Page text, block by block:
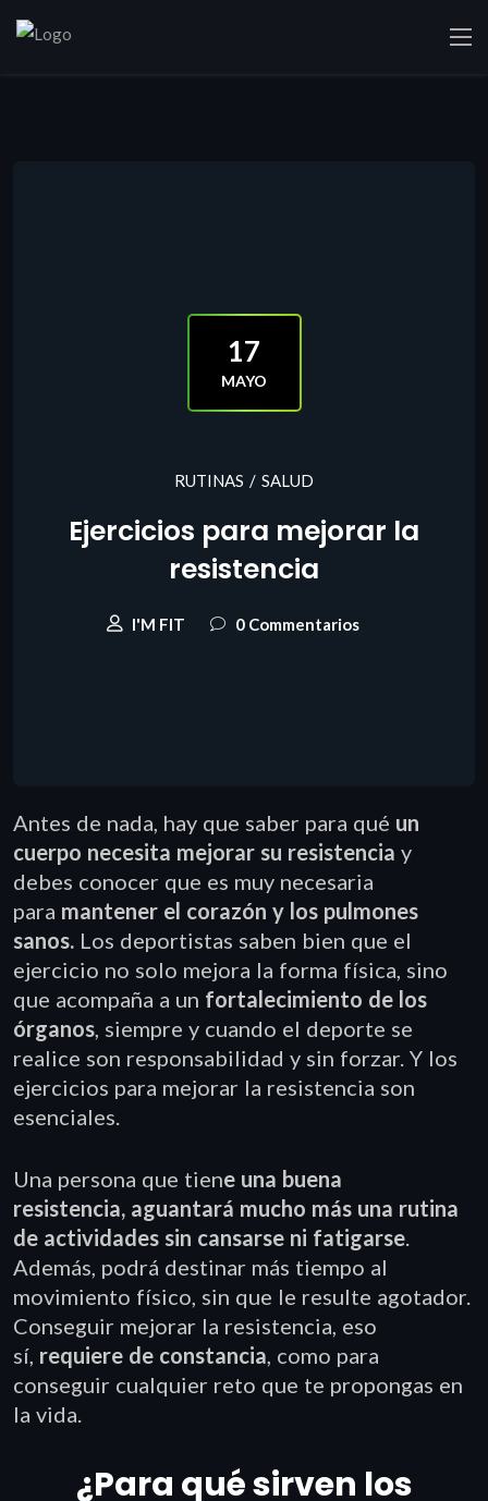
17
MAYO
RUTINAS / SALUD
Ejercicios para mejorar la
resistencia
I'M FIT 0 Commentarios
Antes de nada, hay que saber para qué un
cuerpo necesita mejorar su resistencia y
debes conocer que es muy necesaria
para mantener el corazón y los pulmones
sanos. Los deportistas saben bien que el
ejercicio no solo mejora la forma física, sino
que acompaña a un fortalecimiento de los
órganos, siempre y cuando el deporte se
realice son responsabilidad y sin forzar. Y los
ejercicios para mejorar la resistencia son
esenciales.
Una persona que tiene una buena
resistencia, aguantará mucho más una rutina
de actividades sin cansarse ni fatigarse.
Además, podrá destinar más tiempo al
movimiento físico, sin que le resulte agotador.
Conseguir mejorar la resistencia, eso
sí, requiere de constancia, como para
conseguir cualquier reto que te propongas en
la vida.
¿Para qué sirven los